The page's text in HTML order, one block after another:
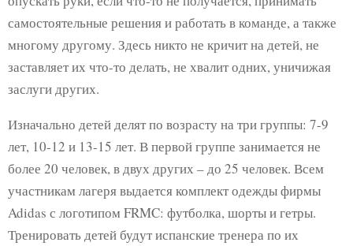
самостоятельные решения и работать в команде, а также
многому другому. Здесь никто не кричит на детей, не
заставляет их что-то делать, не хвалит одних, уничижая
заслуги других.
Изначально детей делят по возрасту на три группы: 7-9
лет, 10-12 и 13-15 лет. В первой группе занимается не
более 20 человек, в двух других – до 25 человек. Всем
участникам лагеря выдается комплект одежды фирмы
Adidas с логотипом FRMC: футболка, шорты и гетры.
Тренировать детей будут испанские тренера по их